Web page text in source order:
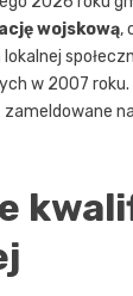
wojskową,
w 2007 roku.